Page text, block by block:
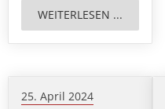
WEITERLESEN ...
25. April 2024